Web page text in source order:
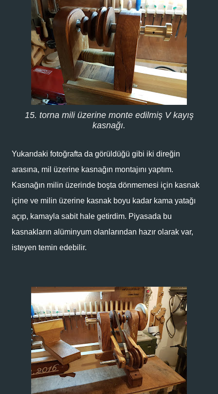
15. torna mili üzerine monte edilmiş V kayış
kasnağı.
Yukarıdaki fotoğrafta da görüldüğü gibi iki direğin
arasına, mil üzerine kasnağın montajını yaptım.
Kasnağın milin üzerinde boşta dönmemesi için kasnak
içine ve milin üzerine kasnak boyu kadar kama yatağı
açıp, kamayla sabit hale getirdim. Piyasada bu
kasnakların alüminyum olanlarından hazır olarak var,
isteyen temin edebilir.